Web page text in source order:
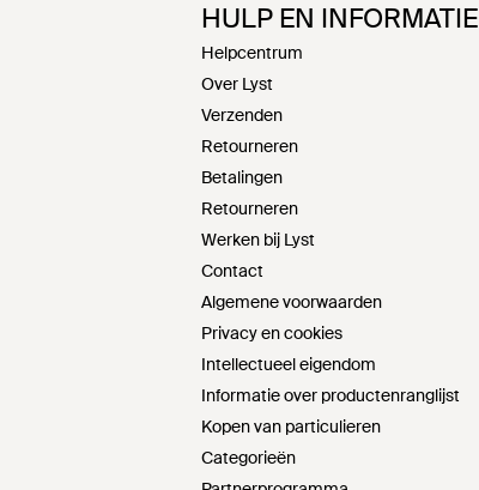
HULP EN INFORMATIE
Helpcentrum
Over Lyst
Verzenden
Retourneren
Betalingen
Retourneren
Werken bij Lyst
Contact
Algemene voorwaarden
Privacy en cookies
Intellectueel eigendom
Informatie over productenranglijst
Kopen van particulieren
Categorieën